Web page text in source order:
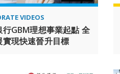
VIDEOS
行GBM理想事業起點 全
實現快速晉升目標